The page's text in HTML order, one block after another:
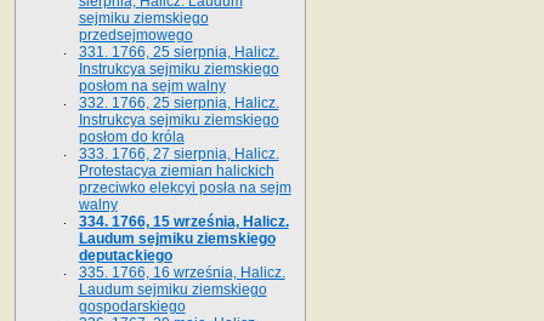
sejmiku ziemskiego
przedsejmowego
331. 1766, 25 sierpnia, Halicz.
Instrukcya sejmiku ziemskiego
posłom na sejm walny
332. 1766, 25 sierpnia, Halicz.
Instrukcya sejmiku ziemskiego
posłom do króla
333. 1766, 27 sierpnia, Halicz.
Protestacya ziemian halickich
przeciwko elekcyi posła na sejm
walny
334. 1766, 15 września, Halicz.
Laudum sejmiku ziemskiego
deputackiego
335. 1766, 16 września, Halicz.
Laudum sejmiku ziemskiego
gospodarskiego